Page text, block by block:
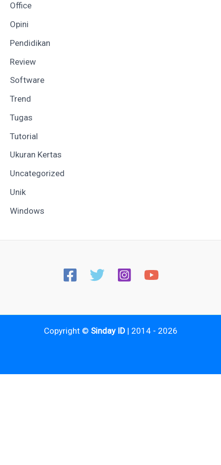
Office
Opini
Pendidikan
Review
Software
Trend
Tugas
Tutorial
Ukuran Kertas
Uncategorized
Unik
Windows
Copyright © Sinday ID| 2014 - 2026